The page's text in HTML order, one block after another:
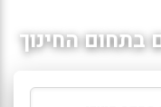
בתחום החינוך